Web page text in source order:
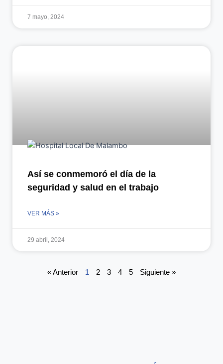
7 mayo, 2024
Así se conmemoró el día de la
seguridad y salud en el trabajo
VER MÁS »
29 abril, 2024
« Anterior 1 2 3 4 5 Siguiente »